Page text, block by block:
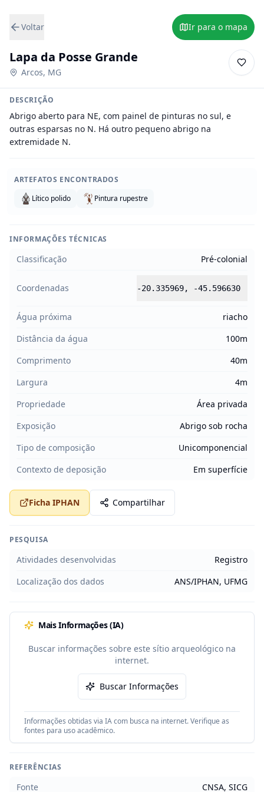
Voltar Ir para o mapa
Lapa da Posse Grande
Arcos, MG
DESCRIÇÃO
Abrigo aberto para NE, com painel de pinturas no sul, e
outras esparsas no N. Há outro pequeno abrigo na
extremidade N.
ARTEFATOS ENCONTRADOS
Lítico polido
Pintura rupestre
INFORMAÇÕES TÉCNICAS
Classificação Pré-colonial
Coordenadas -20.335969, -45.596630
Água próxima
riacho
Distância da água
100m
Comprimento
40m
Largura
4m
Propriedade
Área privada
Exposição
Abrigo sob rocha
Tipo de composição
Unicomponencial
Contexto de deposição
Em superfície
Ficha IPHAN Compartilhar
PESQUISA
Atividades desenvolvidas
Registro
Localização dos dados
ANS/IPHAN, UFMG
Mais Informações (IA)
Buscar informações sobre este sítio arqueológico na
internet.
Buscar Informações
Informações obtidas via IA com busca na internet. Verifique as
fontes para uso acadêmico.
REFERÊNCIAS
Fonte CNSA, SICG